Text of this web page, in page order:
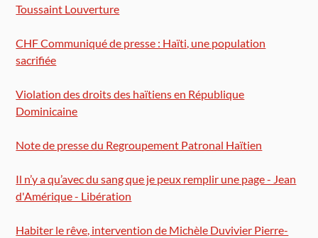
Toussaint Louverture
CHF Communiqué de presse : Haïti, une population
sacrifiée
Violation des droits des haïtiens en République
Dominicaine
Note de presse du Regroupement Patronal Haïtien
Il n’y a qu’avec du sang que je peux remplir une page - Jean
d'Amérique - Libération
Habiter le rêve, intervention de Michèle Duvivier Pierre-